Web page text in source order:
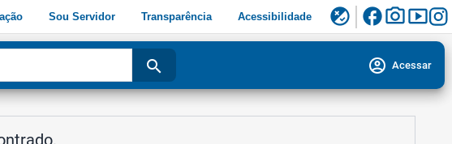
Sou Servidor Transparência Acessibilidade flaky facebookphoto_camerasmart_display
search account_circle Acessar